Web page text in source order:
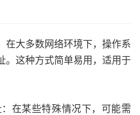
在大多数网络环境下，操作系
。这种方式简单易用，适用于
在某些特殊情况下，可能需